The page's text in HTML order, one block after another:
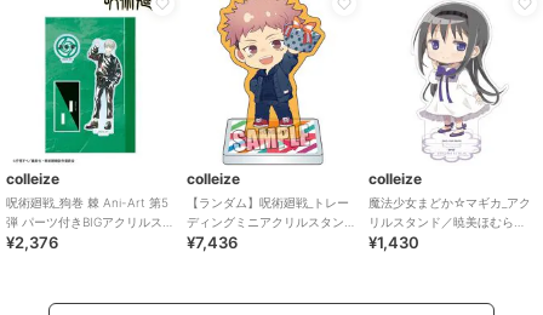
colleize
呪術廻戦_狗巻 棘 Ani-Art 第5
弾 パーツ付きBIGアクリルスタ
ンド
¥2,376
colleize
【ランダム】呪術廻戦_トレー
ディングミニアクリルスタン
ド プレゼントVer.【BOX】
¥7,436
colleize
魔法少女まどか☆マギカ_アク
リルスタンド／暁美ほむら
（ワンピース）
¥1,430